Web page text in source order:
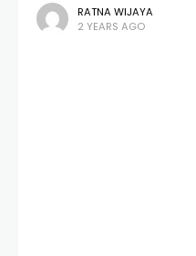
RATNA WIJAYA
2 YEARS AGO